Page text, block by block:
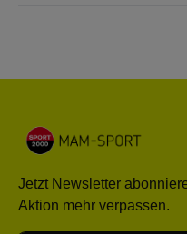
Jetzt Newsletter
Aktion mehr verpassen.